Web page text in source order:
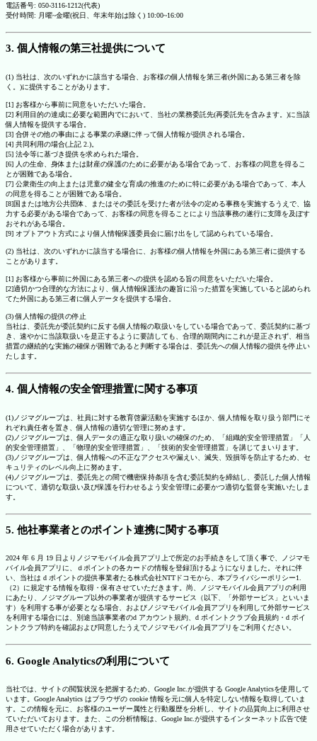
電話番号: 050-3116-1212(代表)
受付時間: 月曜~金曜(祝日、年末年始は除く) 10:00~16:00
3. 個人情報の第三社提供について
(1) 当社は、次のいずれかに該当する場合、お客様の個人情報を第三者(外国にある第三者を除
く。)に提供することがあります。
[1] お客様から事前に同意をいただいた場合。
[2] 利用目的の達成に必要な範囲内でにおいて、当社の業務委託先(再委託先を含みます。)に当該
個人情報を提供する場合。
[3] 合併その他の事由による事業の承継に伴って個人情報が提供される場合。
[4] 共同利用の場合(上記 2.)。
[5] 法令等に基づき提供を求められた場合。
[6] 人の生命、身体または財産の保護のために必要がある場合であって、お客様の同意を得るこ
とが困難である場合。
[7] 公衆衛生の向上または児童の健全な育成の推進のために特に必要がある場合であって、本人
の同意を得ることが困難である場合。
[8]国または地方公共団体、またはその委託を受けた者が法令の定める事務を実施するうえで、協
力する必要がある場合であって、お客様の同意を得ることにより当該事務の遂行に支障を及ぼす
おそれがある場合。
[9] オプトアウト方式により個人情報保護委員会に届け出をして認められている場合。
(2) 当社は、次のいずれかに該当する場合に、お客様の個人情報を外国にある第三者に提供する
ことがあります。
[1] お客様から事前に外国にある第三者への提供を認める旨の同意をいただいた場合。
[2]適切かつ合理的な方法により、個人情報保護法の趣旨に沿った措置を実施していると認められ
てた外国にある第三者に個人データを提供する場合。
(3) 個人情報の提供の停止
当社は、委託先が委託契約に反する個人情報の取扱いをしている場合であって、委託契約に基づ
き、速やかに当該取扱いを是正するように要請しても、合理的期間内にこれが是正されず、相当
措置の継続的な実施の確保が困難であると判断する場合は、委託先への個人情報の提供を停止い
たします。
4. 個人情報の安全管理措置に関する事項
(1)ノジマグループは、社員に対する教育啓蒙活動を実施するほか、個人情報を取り扱う部門にそ
れぞれ責任者を置き、個人情報の適切な管理に努めます。
(2)ノジマグループは、個人データの適正な取り扱いの確保のため、「組織的安全管理措置」「人
的安全管理措置」、「物理的安全管理措置」、「技術的安全管理措置」を講じてまいります。
(3)ノジマグループは、個人情報への不正なアクセスや漏えい、滅失、毀損等を防止するため、セ
キュリティのレベル向上に努めます。
(4)ノジマグループは、委託先との間で機密保持条項を含む委託契約を締結し、委託した個人情報
について、適切な取扱い及び保護を行わせるよう安全管理に必要かつ適切な監督を実施いたしま
す。
5. 他社事業者とのポイント連携に関する事項
2024 年 6 月 19 日よりノジマモバイル会員アプリ上で所定のお手続きをして頂く事で、ノジマモ
バイル会員アプリに、ｄポイントの各カードの情報を登録頂けるようになりました。それに伴
い、当社は d ポイントの提供事業者たる株式会社NTTドコモから、本プライバシーポリシー1.
（2）に規定する情報を取得・保有させていただきます。尚、ノジマモバイル会員アプリの利用
にあたり、ノジマグループ以外の事業者が提供するサービス（以下、「外部サービス」といいま
す）を利用する事が必要となる場合、およびノジマモバイル会員アプリを利用して外部サービス
を利用する場合には、別途当該事業者のd アカウント規約、d ポイントクラブ会員規約・d ポイ
ントクラブ特約を確認および同意したうえでノジマモバイル会員アプリをご利用ください。
6. Google Analyticsの利用について
当社では、サイトの閲覧状況を把握するため、Google Inc.が提供する Google Analyticsを使用して
います。Google Analytics はブラウザの cookie 情報を元に個人を特定しない情報を取得していま
す。この情報を元に、お客様のユーザー属性と行動履歴を分析し、サイトの品質向上に利用させ
ていただいております。また、この分析情報は、Google Inc.が提供するインターネット広告で使
用させていただく場合があります。